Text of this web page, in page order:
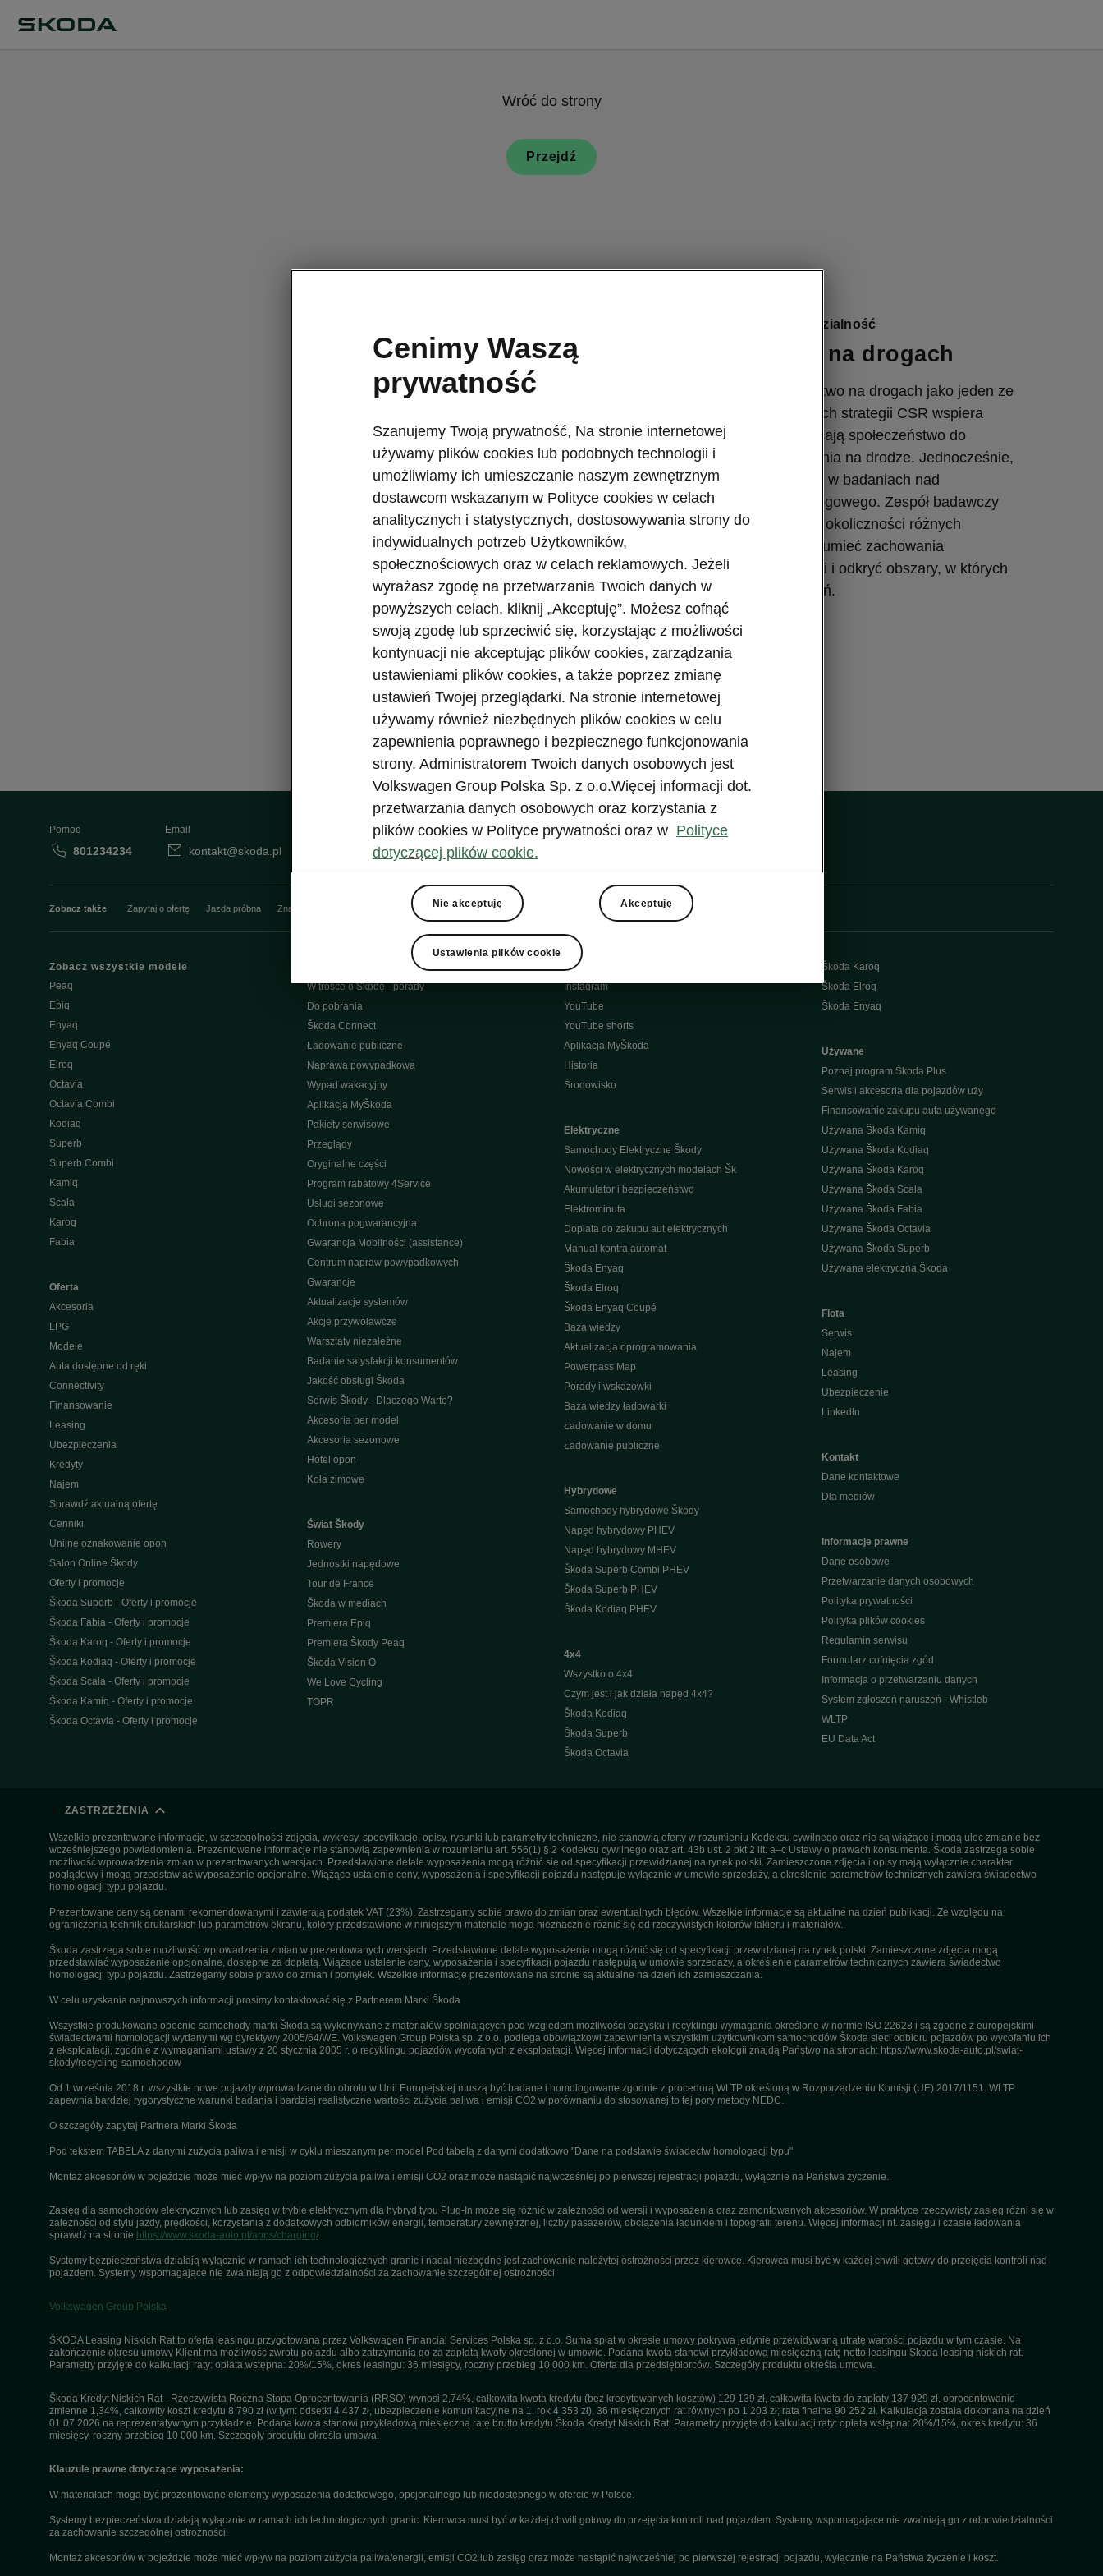
Wróć do strony
Przejdź
Škoda Społeczna Odpowiedzialność
Bezpieczeństwo na drogach
Škoda traktuje bezpieczeństwo na drogach jako jeden ze
swoich priorytetów. W ramach strategii CSR wspiera
różne projekty, które zachęcają społeczeństwo do
odpowiedzialnego zachowania na drodze. Jednocześnie,
marka aktywnie uczestniczy w badaniach nad
bezpieczeństwem ruchu drogowego. Zespół badawczy
Škody analizuje przyczyny i okoliczności różnych
wypadków, co pomaga zrozumieć zachowania
samochodów podczas kolizji i odkryć obszary, w których
można dokonać ich ulepszeń.
Pomoc
801234234
Email
kontakt@skoda.pl Dane kontaktowe
Zobacz także Zapytaj o ofertę Jazda próbna Znajdź salon Newsletter
Zobacz wszystkie modele
Peaq
Epiq
Enyaq
Enyaq Coupé
Elroq
Octavia
Octavia Combi
Kodiaq
Superb
Superb Combi
Kamiq
Scala
Karoq
Fabia
Oferta
Akcesoria
LPG
Modele
Auta dostępne od ręki
Connectivity
Finansowanie
Leasing
Ubezpieczenia
Kredyty
Najem
Sprawdź aktualną ofertę
Cenniki
Unijne oznakowanie opon
Salon Online Škody
Oferty i promocje
Škoda Superb - Oferty i promocje
Škoda Fabia - Oferty i promocje
Škoda Karoq - Oferty i promocje
Škoda Kodiaq - Oferty i promocje
Škoda Scala - Oferty i promocje
Škoda Kamiq - Oferty i promocje
Škoda Octavia - Oferty i promocje
W trosce o Škodę - porady
Do pobrania
Škoda Connect
Ładowanie publiczne
Naprawa powypadkowa
Wypad wakacyjny
Aplikacja MyŠkoda
Pakiety serwisowe
Przeglądy
Oryginalne części
Program rabatowy 4Service
Usługi sezonowe
Ochrona pogwarancyjna
Gwarancja Mobilności (assistance)
Centrum napraw powypadkowych
Gwarancje
Aktualizacje systemów
Akcje przywoławcze
Warsztaty niezależne
Badanie satysfakcji konsumentów
Jakość obsługi Škoda
Serwis Škody - Dlaczego Warto?
Akcesoria per model
Akcesoria sezonowe
Hotel opon
Koła zimowe
Świat Škody
Rowery
Jednostki napędowe
Tour de France
Škoda w mediach
Premiera Epiq
Premiera Škody Peaq
Škoda Vision O
We Love Cycling
TOPR
Facebook
Instagram
YouTube
YouTube shorts
Aplikacja MyŠkoda
Historia
Środowisko
Elektryczne
Samochody Elektryczne Škody
Nowości w elektrycznych modelach Šk
Akumulator i bezpieczeństwo
Elektrominuta
Dopłata do zakupu aut elektrycznych
Manual kontra automat
Škoda Enyaq
Škoda Elroq
Škoda Enyaq Coupé
Baza wiedzy
Aktualizacja oprogramowania
Powerpass Map
Porady i wskazówki
Baza wiedzy ładowarki
Ładowanie w domu
Ładowanie publiczne
Hybrydowe
Samochody hybrydowe Škody
Napęd hybrydowy PHEV
Napęd hybrydowy MHEV
Škoda Superb Combi PHEV
Škoda Superb PHEV
Škoda Kodiaq PHEV
4x4
Wszystko o 4x4
Czym jest i jak działa napęd 4x4?
Škoda Kodiaq
Škoda Superb
Škoda Octavia
Škoda Karoq
Škoda Elroq
Škoda Enyaq
Używane
Poznaj program Škoda Plus
Serwis i akcesoria dla pojazdów uży
Finansowanie zakupu auta używanego
Używana Škoda Kamiq
Używana Škoda Kodiaq
Używana Škoda Karoq
Używana Škoda Scala
Używana Škoda Fabia
Używana Škoda Octavia
Używana Škoda Superb
Używana elektryczna Škoda
Flota
Serwis
Najem
Leasing
Ubezpieczenie
Linkedln
Kontakt
Dane kontaktowe
Dla mediów
Informacje prawne
Dane osobowe
Przetwarzanie danych osobowych
Polityka prywatności
Polityka plików cookies
Regulamin serwisu
Formularz cofnięcia zgód
Informacja o przetwarzaniu danych
System zgłoszeń naruszeń - Whistleb
WLTP
EU Data Act
ZASTRZEŻENIA
Wszelkie prezentowane informacje, w szczególności zdjęcia, wykresy, specyfikacje, opisy, rysunki lub parametry techniczne, nie stanowią oferty w rozumieniu Kodeksu cywilnego oraz nie są wiążące i mogą ulec zmianie bez
wcześniejszego powiadomienia. Prezentowane informacje nie stanowią zapewnienia w rozumieniu art. 556(1) § 2 Kodeksu cywilnego oraz art. 43b ust. 2 pkt 2 lit. a–c Ustawy o prawach konsumenta. Škoda zastrzega sobie
możliwość wprowadzenia zmian w prezentowanych wersjach. Przedstawione detale wyposażenia mogą różnić się od specyfikacji przewidzianej na rynek polski. Zamieszczone zdjęcia i opisy mają wyłącznie charakter
poglądowy i mogą przedstawiać wyposażenie opcjonalne. Wiążące ustalenie ceny, wyposażenia i specyfikacji pojazdu następuje wyłącznie w umowie sprzedaży, a określenie parametrów technicznych zawiera świadectwo
homologacji typu pojazdu.
Prezentowane ceny są cenami rekomendowanymi i zawierają podatek VAT (23%). Zastrzegamy sobie prawo do zmian oraz ewentualnych błędów. Wszelkie informacje są aktualne na dzień publikacji. Ze względu na
ograniczenia technik drukarskich lub parametrów ekranu, kolory przedstawione w niniejszym materiale mogą nieznacznie różnić się od rzeczywistych kolorów lakieru i materiałów.
Škoda zastrzega sobie możliwość wprowadzenia zmian w prezentowanych wersjach. Przedstawione detale wyposażenia mogą różnić się od specyfikacji przewidzianej na rynek polski. Zamieszczone zdjęcia mogą
przedstawiać wyposażenie opcjonalne, dostępne za dopłatą. Wiążące ustalenie ceny, wyposażenia i specyfikacji pojazdu następują w umowie sprzedaży, a określenie parametrów technicznych zawiera świadectwo
homologacji typu pojazdu. Zastrzegamy sobie prawo do zmian i pomyłek. Wszelkie informacje prezentowane na stronie są aktualne na dzień ich zamieszczania.
W celu uzyskania najnowszych informacji prosimy kontaktować się z Partnerem Marki Škoda
Wszystkie produkowane obecnie samochody marki Škoda są wykonywane z materiałów spełniających pod względem możliwości odzysku i recyklingu wymagania określone w normie ISO 22628 i są zgodne z europejskimi
świadectwami homologacji wydanymi wg dyrektywy 2005/64/WE. Volkswagen Group Polska sp. z o.o. podlega obowiązkowi zapewnienia wszystkim użytkownikom samochodów Škoda sieci odbioru pojazdów po wycofaniu ich
z eksploatacji, zgodnie z wymaganiami ustawy z 20 stycznia 2005 r. o recyklingu pojazdów wycofanych z eksploatacji. Więcej informacji dotyczących ekologii znajdą Państwo na stronach: https://www.skoda-auto.pl/swiat-
skody/recycling-samochodow
Od 1 września 2018 r. wszystkie nowe pojazdy wprowadzane do obrotu w Unii Europejskiej muszą być badane i homologowane zgodnie z procedurą WLTP określoną w Rozporządzeniu Komisji (UE) 2017/1151. WLTP
zapewnia bardziej rygorystyczne warunki badania i bardziej realistyczne wartości zużycia paliwa i emisji CO2 w porównaniu do stosowanej to tej pory metody NEDC.
O szczegóły zapytaj Partnera Marki Škoda
Pod tekstem TABELA z danymi zużycia paliwa i emisji w cyklu mieszanym per model Pod tabelą z danymi dodatkowo "Dane na podstawie świadectw homologacji typu"
Montaż akcesoriów w pojeździe może mieć wpływ na poziom zużycia paliwa i emisji CO2 oraz może nastąpić najwcześniej po pierwszej rejestracji pojazdu, wyłącznie na Państwa życzenie.
Zasięg dla samochodów elektrycznych lub zasięg w trybie elektrycznym dla hybryd typu Plug-In może się różnić w zależności od wersji i wyposażenia oraz zamontowanych akcesoriów. W praktyce rzeczywisty zasięg różni się w
zależności od stylu jazdy, prędkości, korzystania z dodatkowych odbiorników energii, temperatury zewnętrznej, liczby pasażerów, obciążenia ładunkiem i topografii terenu. Więcej informacji nt. zasięgu i czasie ładowania
sprawdź na stronie https://www.skoda-auto.pl/apps/charging/.
Systemy bezpieczeństwa działają wyłącznie w ramach ich technologicznych granic i nadal niezbędne jest zachowanie należytej ostrożności przez kierowcę. Kierowca musi być w każdej chwili gotowy do przejęcia kontroli nad
pojazdem. Systemy wspomagające nie zwalniają go z odpowiedzialności za zachowanie szczególnej ostrożności
Volkswagen Group Polska
ŠKODA Leasing Niskich Rat to oferta leasingu przygotowana przez Volkswagen Financial Services Polska sp. z o.o. Suma spłat w okresie umowy pokrywa jedynie przewidywaną utratę wartości pojazdu w tym czasie. Na
zakończenie okresu umowy Klient ma możliwość zwrotu pojazdu albo zatrzymania go za zapłatą kwoty określonej w umowie. Podana kwota stanowi przykładową miesięczną ratę netto leasingu Skoda leasing niskich rat.
Parametry przyjęte do kalkulacji raty: opłata wstępna: 20%/15%, okres leasingu: 36 miesięcy, roczny przebieg 10 000 km. Oferta dla przedsiębiorców. Szczegóły produktu określa umowa.
Škoda Kredyt Niskich Rat - Rzeczywista Roczna Stopa Oprocentowania (RRSO) wynosi 2,74%, całkowita kwota kredytu (bez kredytowanych kosztów) 129 139 zł, całkowita kwota do zapłaty 137 929 zł, oprocentowanie
zmienne 1,34%, całkowity koszt kredytu 8 790 zł (w tym: odsetki 4 437 zł, ubezpieczenie komunikacyjne na 1. rok 4 353 zł), 36 miesięcznych rat równych po 1 203 zł; rata finalna 90 252 zł. Kalkulacja została dokonana na dzień
01.07.2026 na reprezentatywnym przykładzie. Podana kwota stanowi przykładową miesięczną ratę brutto kredytu Škoda Kredyt Niskich Rat. Parametry przyjęte do kalkulacji raty: opłata wstępna: 20%/15%, okres kredytu: 36
miesięcy, roczny przebieg 10 000 km. Szczegóły produktu określa umowa.
Klauzule prawne dotyczące wyposażenia:
W materiałach mogą być prezentowane elementy wyposażenia dodatkowego, opcjonalnego lub niedostępnego w ofercie w Polsce.
Systemy bezpieczeństwa działają wyłącznie w ramach ich technologicznych granic. Kierowca musi być w każdej chwili gotowy do przejęcia kontroli nad pojazdem. Systemy wspomagające nie zwalniają go z odpowiedzialności
za zachowanie szczególnej ostrożności.
Montaż akcesoriów w pojeździe może mieć wpływ na poziom zużycia paliwa/energii, emisji CO2 lub zasięg oraz może nastąpić najwcześniej po pierwszej rejestracji pojazdu, wyłącznie na Państwa życzenie i koszt.
Cenimy Waszą
prywatność
Szanujemy Twoją prywatność, Na stronie internetowej
używamy plików cookies lub podobnych technologii i
umożliwiamy ich umieszczanie naszym zewnętrznym
dostawcom wskazanym w Polityce cookies w celach
analitycznych i statystycznych, dostosowywania strony do
indywidualnych potrzeb Użytkowników,
społecznościowych oraz w celach reklamowych. Jeżeli
wyrażasz zgodę na przetwarzania Twoich danych w
powyższych celach, kliknij „Akceptuję”. Możesz cofnąć
swoją zgodę lub sprzeciwić się, korzystając z możliwości
kontynuacji nie akceptując plików cookies, zarządzania
ustawieniami plików cookies, a także poprzez zmianę
ustawień Twojej przeglądarki. Na stronie internetowej
używamy również niezbędnych plików cookies w celu
zapewnienia poprawnego i bezpiecznego funkcjonowania
strony. Administratorem Twoich danych osobowych jest
Volkswagen Group Polska Sp. z o.o.Więcej informacji dot.
przetwarzania danych osobowych oraz korzystania z
plików cookies w Polityce prywatności oraz w Polityce
dotyczącej plików cookie.
Nie akceptuję Akceptuję
Ustawienia plików cookie